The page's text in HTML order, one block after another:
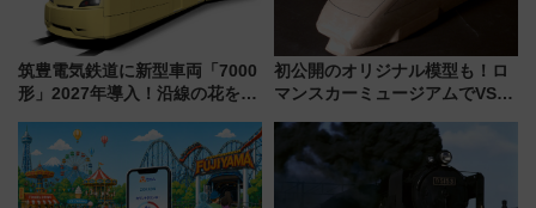
筑豊電気鉄道に新型車両「7000
形」2027年導入！沿線の花をイ
内は落ち着いたゆとりある空間
に
初公開のオリジナル模型も！ロ
マンスカーミュージアムでVSE
15日スタート